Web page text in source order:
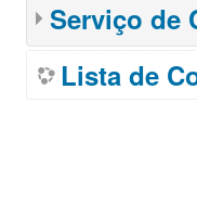
Serviço de
Lista de